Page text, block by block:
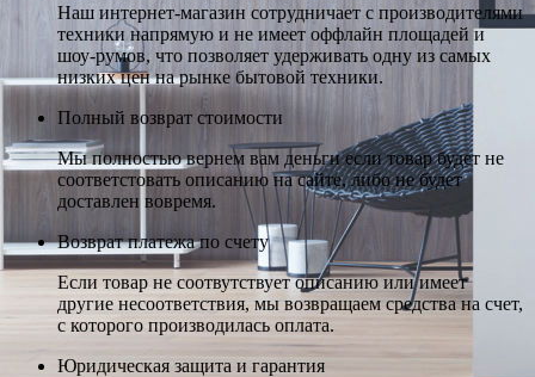
Наш интернет-магазин сотрудничает с производителями
техники напрямую и не имеет оффлайн площадей и
шоу-румов, что позволяет удерживать одну из самых
низких цен на рынке бытовой техники.
Полный возврат стоимости
Мы полностью вернем вам деньги если товар будет не
соответстовать описанию на сайте, либо не будет
доставлен вовремя.
Возврат платежа по счету
Если товар не соотвутствует описанию или имеет
другие несоответствия, мы возвращаем средства на счет,
с которого производилась оплата.
Юридическая защита и гарантия